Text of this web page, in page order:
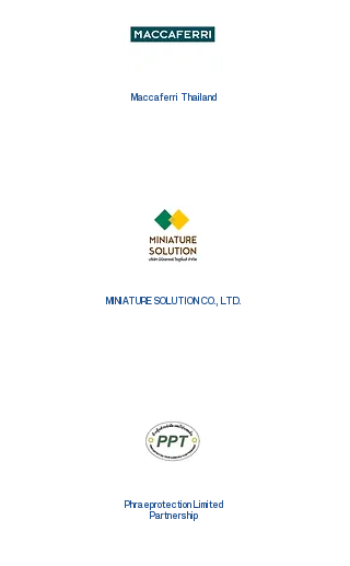
Maccaferri Thailand
MINIATURE SOLUTION CO., LTD.
Phraeprotection Limited
Partnership